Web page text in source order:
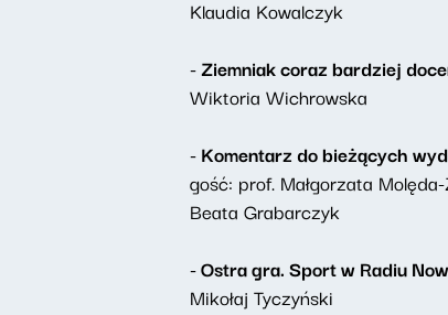
Klaudia Kowalczyk
- Ziemniak coraz bardziej
Wiktoria Wichrowska
- Komentarz do bieżących
gość: prof. Małgorzata
Beata Grabarczyk
- Ostra gra. Sport w Radiu
Mikołaj Tyczyński